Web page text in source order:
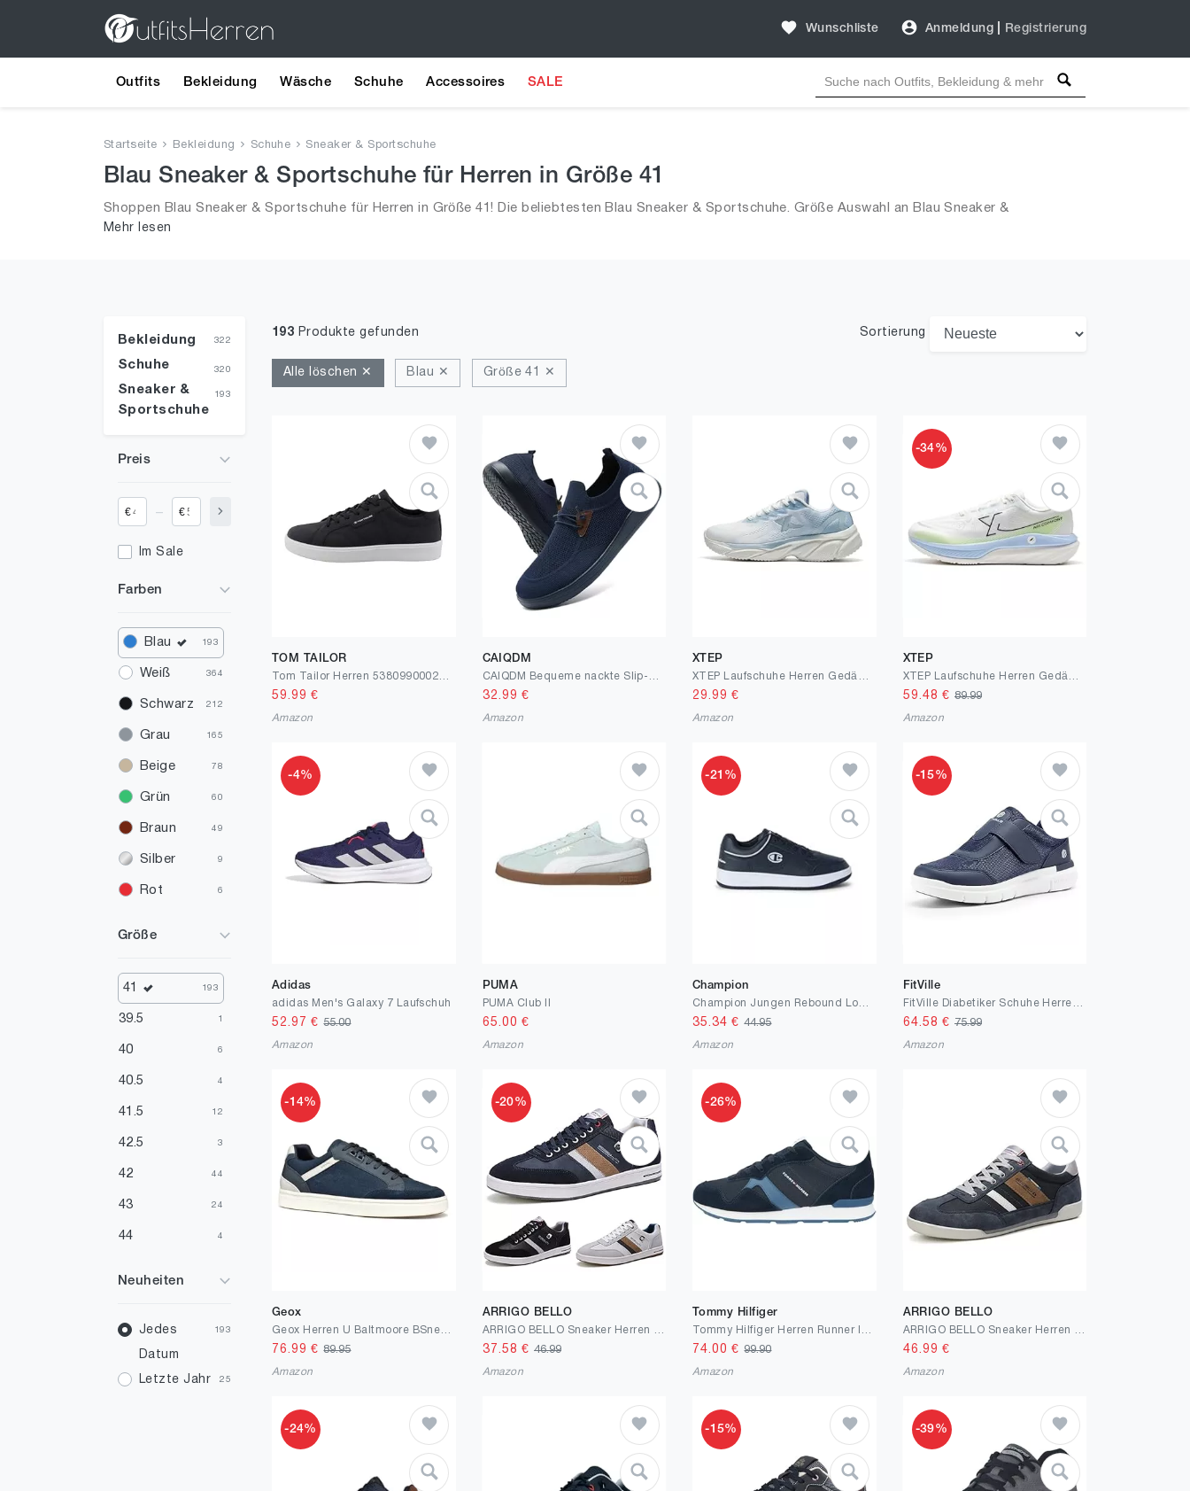
Wunschliste Anmeldung Registrierung
Outfits Bekleidung Wäsche Schuhe Accessoires SALE
Startseite Bekleidung Schuhe Sneaker & Sportschuhe
Blau Sneaker & Sportschuhe für Herren in Größe 41
Shoppen Blau Sneaker & Sportschuhe für Herren in Größe 41! Die beliebtesten Blau Sneaker & Sportschuhe. Größe Auswahl an Blau Sneaker &
Sportschuhe in Größe 41 und alle Trends aus 2026 für Männer!
Mehr lesen
Bekleidung 322
Schuhe 320
Sneaker &
Sportschuhe
193
Preis
€ €
Im Sale
Farben
Blau 193
Weiß 364
Schwarz 212
Grau 165
Beige 78
Grün 60
Braun 49
Silber 9
Rot 6
Gelb 3
Orange 2
1
Größe
41 193
39.5 1
40 6
40.5 4
41.5 12
42.5 3
42 44
43 24
44 4
Neuheiten
Jedes
Datum
193
Letzte Jahr 25
193 Produkte gefunden Sortierung
Alle löschen ✕ Blau ✕ Größe 41 ✕
TOM TAILOR
59.99 €
Amazon
CAIQDM
32.99 €
Amazon
XTEP
29.99 €
Amazon
-34%
XTEP
59.48 € 89.99
Amazon
-4%
Adidas
adidas Men's Galaxy 7 Laufschuh
52.97 €55.00
Amazon
PUMA
PUMA Club II
65.00 €
Amazon
-21%
Champion
35.34 €44.95
Amazon
-15%
FitVille
64.58 € 75.99
Amazon
-14%
Geox
76.99 €89.95
Amazon
-20%
ARRIGO BELLO
37.58 € 46.99
Amazon
-26%
Tommy Hilfiger
74.00 €99.90
Amazon
ARRIGO BELLO
46.99 €
Amazon
-24% -15% -39%